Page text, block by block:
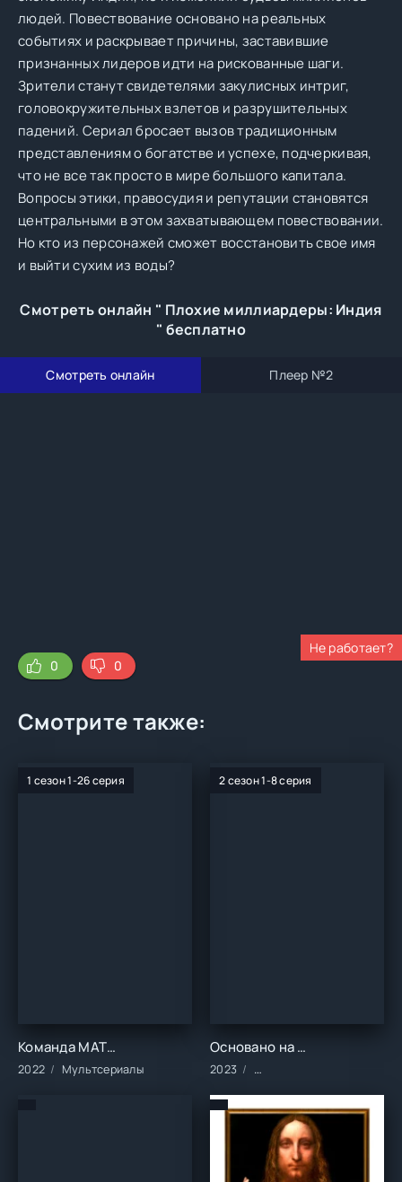
людей. Повествование основано на реальных
событиях и раскрывает причины, заставившие
признанных лидеров идти на рискованные шаги.
Зрители станут свидетелями закулисных интриг,
головокружительных взлетов и разрушительных
падений. Сериал бросает вызов традиционным
представлениям о богатстве и успехе, подчеркивая,
что не все так просто в мире большого капитала.
Вопросы этики, правосудия и репутации становятся
центральными в этом захватывающем повествовании.
Но кто из персонажей сможет восстановить свое имя
и выйти сухим из воды?
Смотреть онлайн " Плохие миллиардеры: Индия
" бесплатно
Смотреть онлайн Плеер №2
Не работает?
0
0
Смотрите также:
1 сезон 1-26 серия
Команда МАТЧ (1 сезон)
2022 Мультсериалы
2 сезон 1-8 серия
Основано на реальных событиях (1-2 сезон)
2023 Сериалы/2023 год/